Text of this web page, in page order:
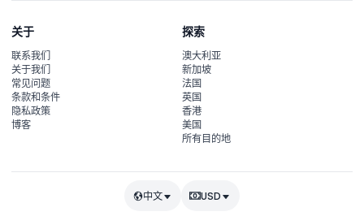
关于
联系我们
关于我们
常见问题
条款和条件
隐私政策
博客
探索
澳大利亚
新加坡
法国
英国
香港
美国
所有目的地
中文 USD